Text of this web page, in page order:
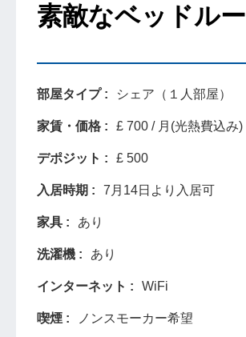
素敵なベッドル
部屋タイプ シェア（１人部屋）
家賃・価格 £ 700 / 月(光熱費込み)
デポジット £ 500
入居時期 7月14日より入居可
家具 あり
洗濯機 あり
インターネット WiFi
喫煙 ノンスモーカー希望